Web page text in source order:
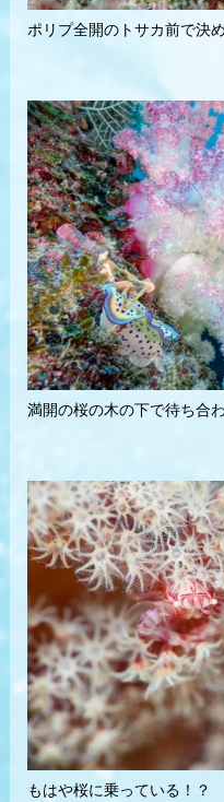
ポリプ全開のトサカ前で決
満開の桜の木の下で待ち合
もはや桜に乗っている！？